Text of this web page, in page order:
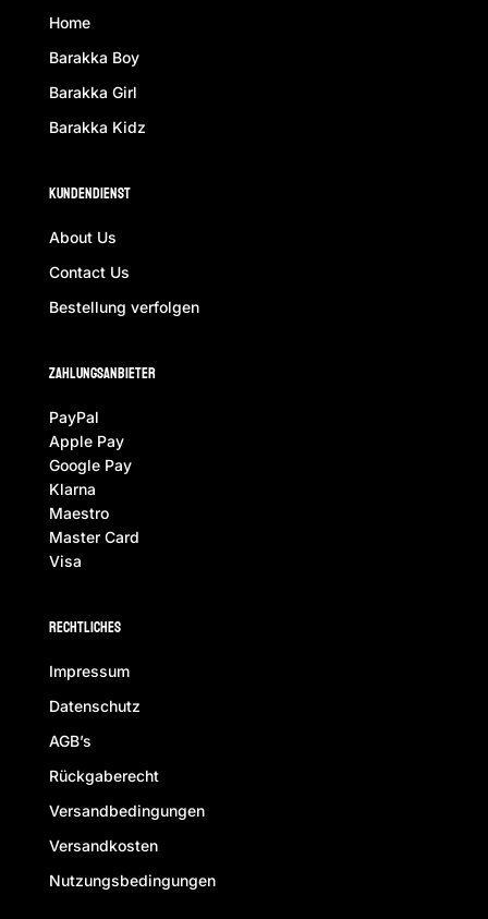
Home
Barakka Boy
Barakka Girl
Barakka Kidz
Kundendienst
About Us
Contact Us
Bestellung verfolgen
ZAhlungsanbieter
PayPal
Apple Pay
Google Pay
Klarna
Maestro
Master Card
Visa
Rechtliches
Impressum
Datenschutz
AGB’s
Rückgaberecht
Versandbedingungen
Versandkosten
Nutzungsbedingungen